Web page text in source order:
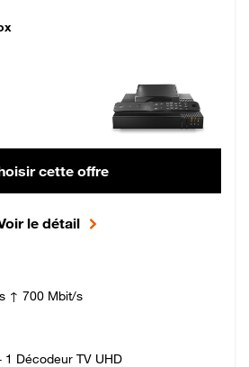
Livebox Lite Fibre
cette offre
le détail
↑ 700 Mbit/s
1 Décodeur TV UHD